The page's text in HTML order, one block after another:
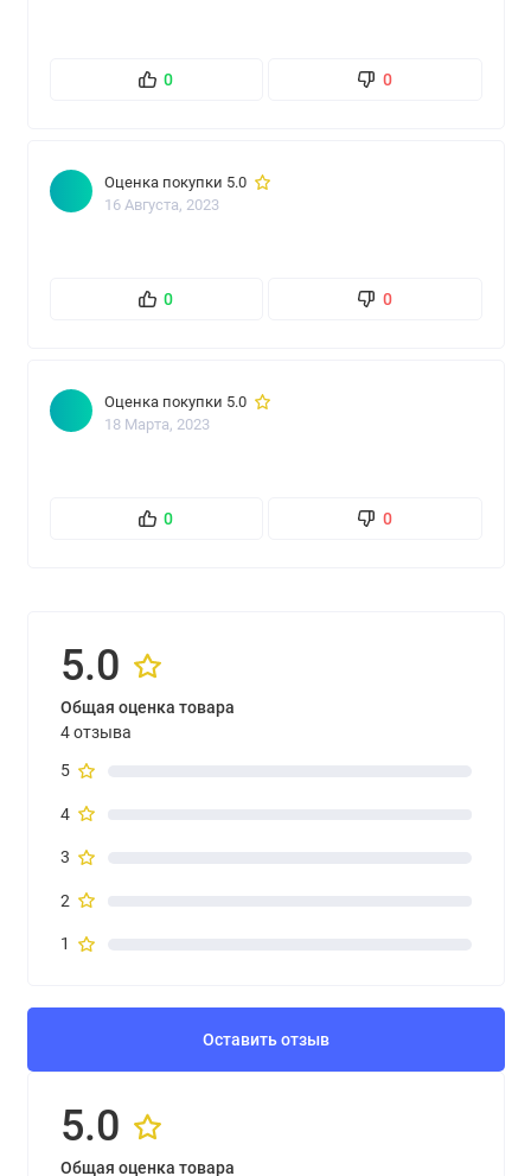
0 0
Оценка покупки 5.0
16 Августа, 2023
0 0
Оценка покупки 5.0
18 Марта, 2023
0 0
5.0
Общая оценка товара
4 отзыва
5
4
3
2
1
Оставить отзыв
5.0
Общая оценка товара